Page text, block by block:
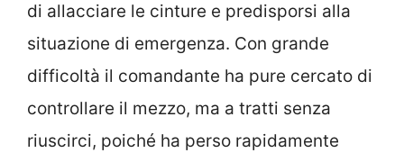
di allacciare le cinture e predisporsi alla
situazione di emergenza. Con grande
difficoltà il comandante ha pure cercato di
controllare il mezzo, ma a tratti senza
riuscirci, poiché ha perso rapidamente